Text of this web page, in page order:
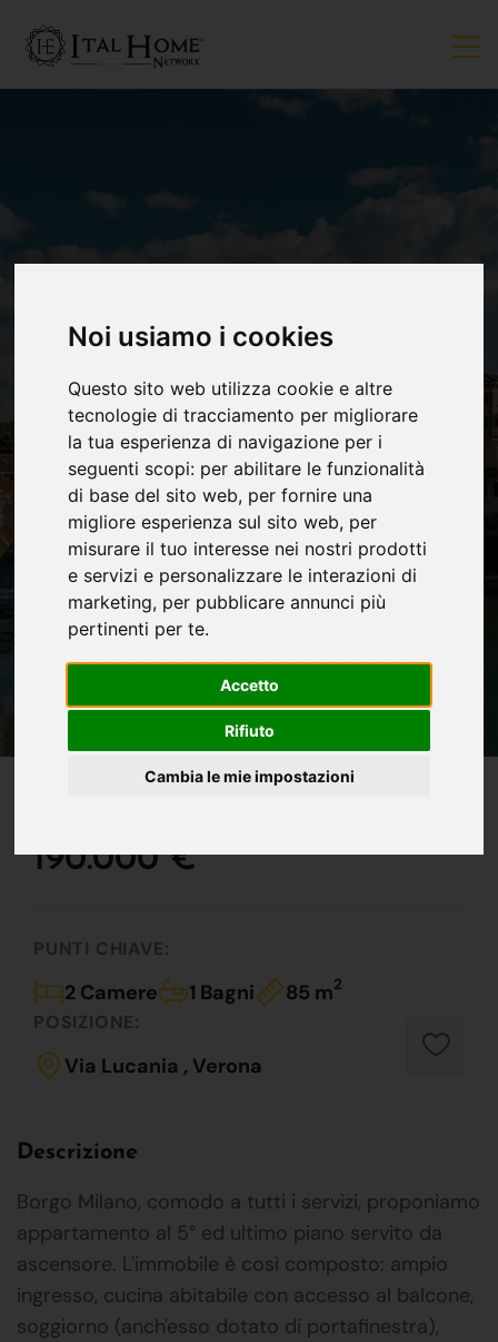
Noi usiamo i cookies
Questo sito web utilizza cookie e altre
tecnologie di tracciamento per migliorare
la tua esperienza di navigazione per i
seguenti scopi: per abilitare le funzionalità
di base del sito web, per fornire una
migliore esperienza sul sito web, per
misurare il tuo interesse nei nostri prodotti
e servizi e personalizzare le interazioni di
marketing, per pubblicare annunci più
pertinenti per te.
Accetto
Rifiuto
Cambia le mie impostazioni
VENDUTO
190.000 €
PUNTI CHIAVE:
2 Camere 1 Bagni 85 m2
POSIZIONE:
Via Lucania , Verona
Descrizione
Borgo Milano, comodo a tutti i servizi, proponiamo
appartamento al 5° ed ultimo piano servito da
ascensore. L'immobile è così composto: ampio
ingresso, cucina abitabile con accesso al balcone,
soggiorno (anch'esso dotato di portafinestra),